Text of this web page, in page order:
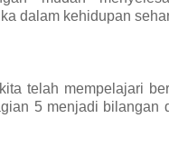
dalam kehidupan
telah mempelajari
5 menjadi bilangan